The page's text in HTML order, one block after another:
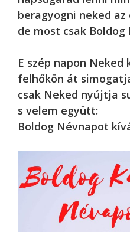
beragyogni neked
de most csak
E szép napon Neked
felhőkön át
csak Neked nyújtja
s velem együtt:
Boldog Névnapot